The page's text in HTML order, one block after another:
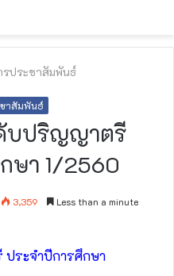
รประชาสัมพันธ์
าสัมพันธ์
ดับปริญญาตรี
ษา 1/2560
3,359 Less than a minute
ระจำปีการศึกษา